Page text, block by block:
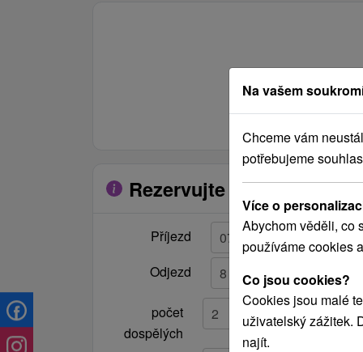
športov ocenia niekoľko
bežeckých tratí, najbližšie
lyžiarske stredisko nájdu v blízkej
obci Spišské Bystré alebo pri
Rezervujte si pobyt
Příjezd
Odjezd
počet
dospělých
Na vašem
Chceme vám
potřebujeme
Více o
Abychom věděli, co
používáme cookies
Co jsou cookies?
Cookies jsou malé
uživatelský zážitek.
najít.